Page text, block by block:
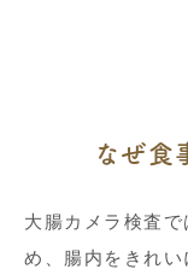
なぜ食
大腸カメラ検査
め、腸内をきれ